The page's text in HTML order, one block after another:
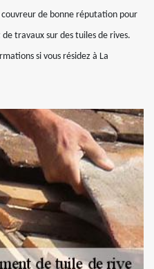
de bonne réputation pour
travaux sur des tuiles de rives.
si vous résidez à La